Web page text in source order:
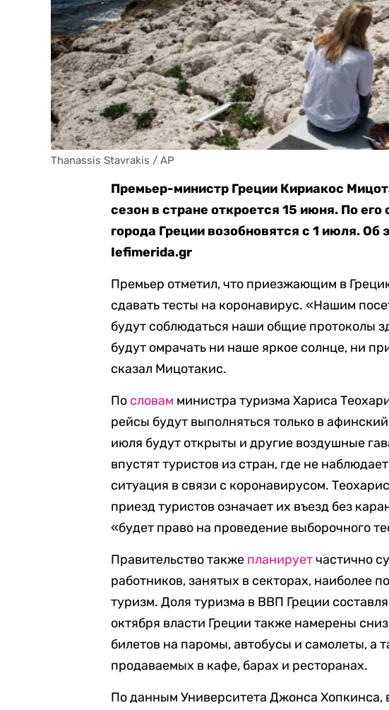
Thanassis Stavrakis / AP
Премьер-министр Греции Кириакос
сезон в стране откроется 15 июня. По
города Греции возобновятся с 1 июля. Об
Iefimerida.gr
Премьер отметил, что приезжающим в
сдавать тесты на коронавирус. «Нашим
будут соблюдаться наши общие протоколы
будут омрачать ни наше яркое солнце, ни
сказал Мицотакис.
По словам министра туризма Хариса
рейсы будут выполняться только в
июля будут открыты и другие воздушные
впустят туристов из стран, где не
ситуация в связи с коронавирусом.
приезд туристов означает их въезд без
«будет право на проведение выборочного
Правительство также планируетчастично
работников, занятых в секторах, наиболее
туризм. Доля туризма в ВВП Греции
октября власти Греции также намерены
билетов на паромы, автобусы и самолеты, а
продаваемых в кафе, барах и ресторанах.
По данным Университета Джонса Хопкинса,